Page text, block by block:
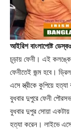
আইরিশ বাংলাপোষ্ট ডেস্কঃ
চূড়ায় ফেনী। এই
ফেনীতেই জন্ম হবে।
এসে স্ত্রীকে কুপিয়ে
বুধবার দুপুরে ফেনী
বুধবার দুপুর সোয়া একটায়
হত্যা করেন। লাইভে এসে